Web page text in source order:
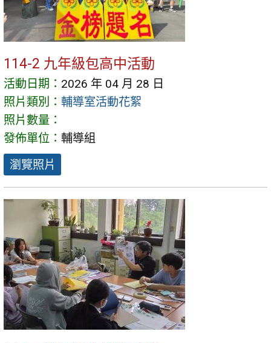
114-2 九年級包高中活動
活動日期： 2026 年 04 月 28 日
照片類別： 輔導室活動花絮
照片數量：
發佈單位： 輔導組
瀏覽照片